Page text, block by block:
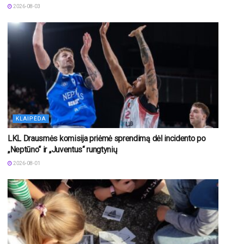
2026-08-03
KLAIPĖDA
LKL Drausmės komisija priėmė sprendimą dėl incidento po
„Neptūno“ ir „Juventus“ rungtynių
2026-08-01